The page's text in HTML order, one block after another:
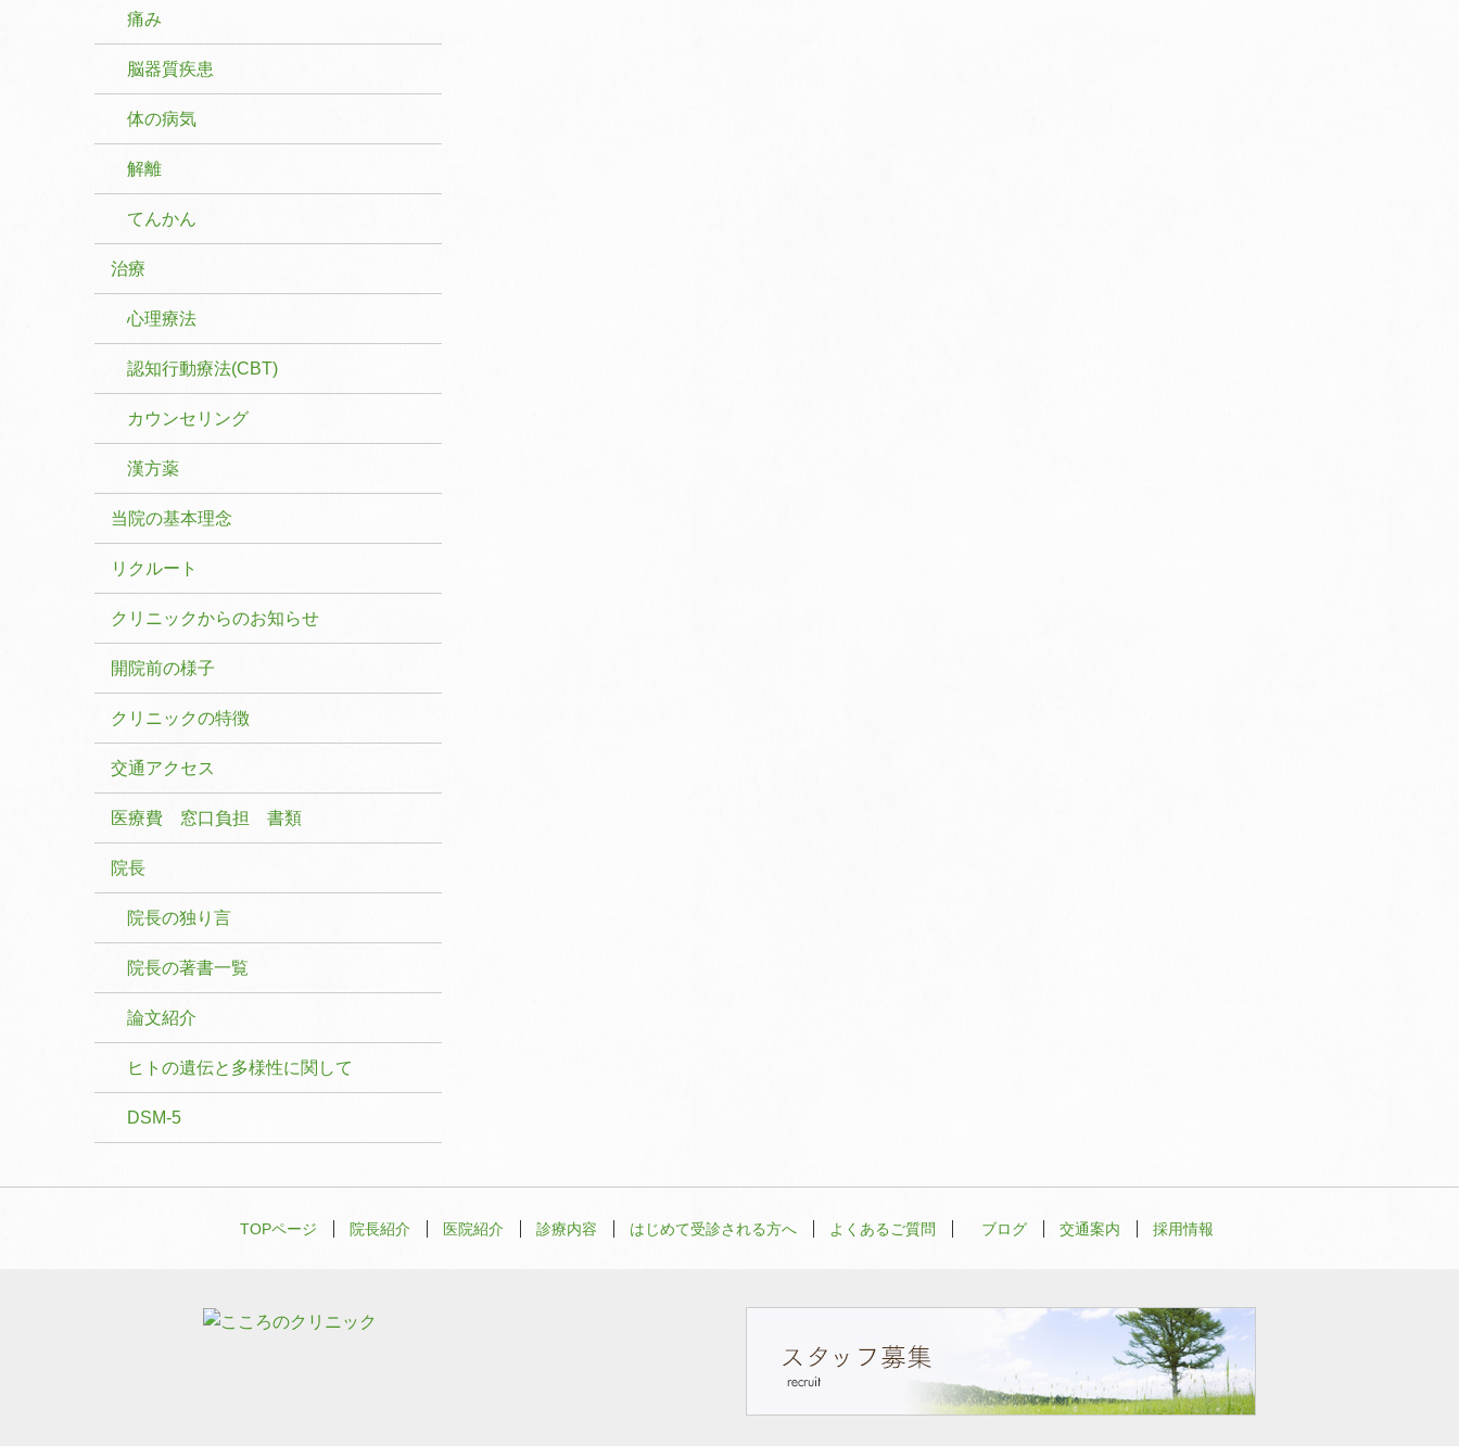
痛み
脳器質疾患
体の病気
解離
てんかん
治療
心理療法
認知行動療法(CBT)
カウンセリング
漢方薬
当院の基本理念
リクルート
クリニックからのお知らせ
開院前の様子
クリニックの特徴
交通アクセス
医療費 窓口負担 書類
院長
院長の独り言
院長の著書一覧
論文紹介
ヒトの遺伝と多様性に関して
DSM-5
TOPページ 院長紹介 医院紹介 診療内容 はじめて受診される方へ よくあるご質問 ブログ 交通案内 採用情報